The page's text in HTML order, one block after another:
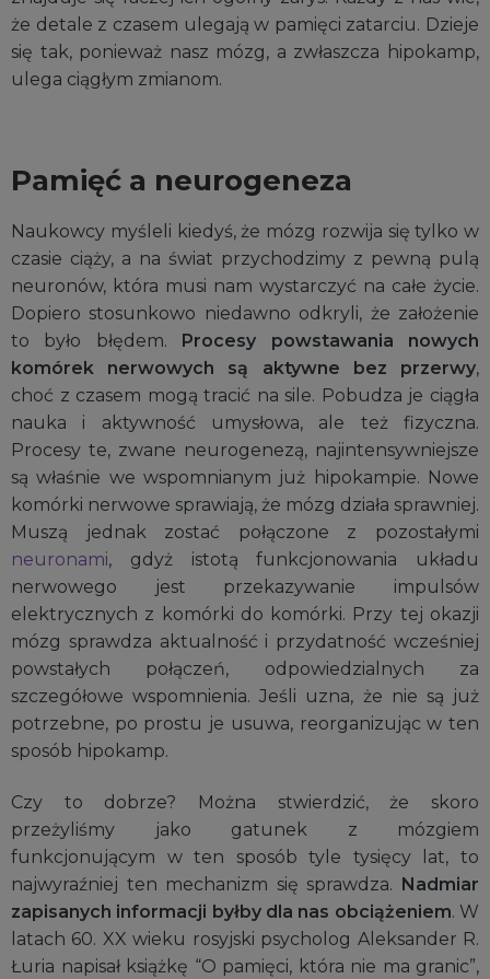
że detale z czasem ulegają w pamięci zatarciu. Dzieje
się tak, ponieważ nasz mózg, a zwłaszcza hipokamp,
ulega ciągłym zmianom.
Pamięć a neurogeneza
Naukowcy myśleli kiedyś, że mózg rozwija się tylko w
czasie ciąży, a na świat przychodzimy z pewną pulą
neuronów, która musi nam wystarczyć na całe życie.
Dopiero stosunkowo niedawno odkryli, że założenie
to było błędem. Procesy powstawania nowych
komórek nerwowych są aktywne bez przerwy,
choć z czasem mogą tracić na sile. Pobudza je ciągła
nauka i aktywność umysłowa, ale też fizyczna.
Procesy te, zwane neurogenezą, najintensywniejsze
są właśnie we wspomnianym już hipokampie. Nowe
komórki nerwowe sprawiają, że mózg działa sprawniej.
Muszą jednak zostać połączone z pozostałymi
neuronami, gdyż istotą funkcjonowania układu
nerwowego jest przekazywanie impulsów
elektrycznych z komórki do komórki. Przy tej okazji
mózg sprawdza aktualność i przydatność wcześniej
powstałych połączeń, odpowiedzialnych za
szczegółowe wspomnienia. Jeśli uzna, że nie są już
potrzebne, po prostu je usuwa, reorganizując w ten
sposób hipokamp.
Czy to dobrze? Można stwierdzić, że skoro
przeżyliśmy jako gatunek z mózgiem
funkcjonującym w ten sposób tyle tysięcy lat, to
najwyraźniej ten mechanizm się sprawdza.
Nadmiar
zapisanych informacji byłby dla nas obciążeniem. W
latach 60. XX wieku rosyjski psycholog Aleksander R.
Łuria napisał książkę “O pamięci, która nie ma granic”,